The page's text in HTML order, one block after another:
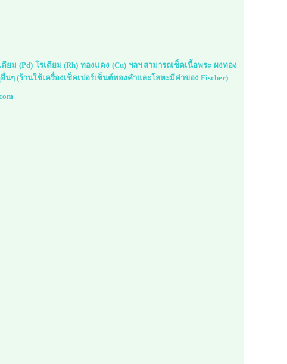
ม (Pd) โรเดียม (Rh) ทองแดง (Cu) ฯลฯ สามารถเช็คเนื้อพระ ผงทอง
ๆ (ร้านใช้เครื่องเช็คเปอร์เซ็นต์ทองคำและโลหะมีค่าของ Fischer)